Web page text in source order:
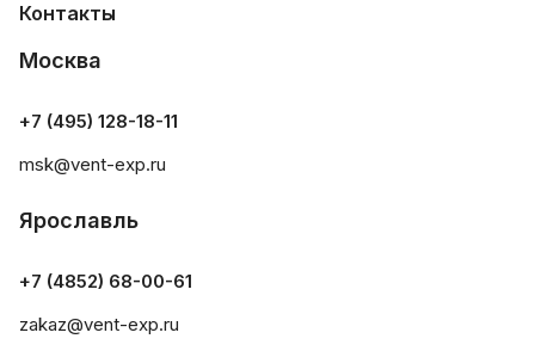
Контакты
Москва
+7 (495) 128-18-11
msk@vent-exp.ru
Ярославль
+7 (4852) 68-00-61
zakaz@vent-exp.ru